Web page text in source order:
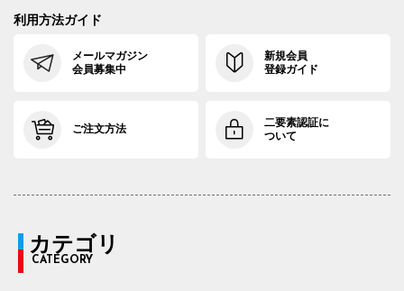
利用方法ガイド
メールマガジン
会員募集中
新規会員
登録ガイド
ご注文方法
二要素認証に
ついて
カテゴリ
CATEGORY